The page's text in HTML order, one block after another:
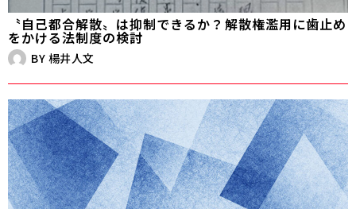
〝自己都合解散〟は抑制できるか？――解散権濫用に歯止め
をかける法制度の検討
BY 楊井人文